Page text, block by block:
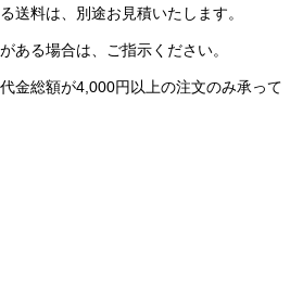
送料は、別途お見積いたします。
ある場合は、ご指示ください。
金総額が4,000円以上の注文のみ承って